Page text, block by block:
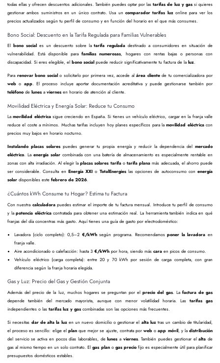
todas ellas y ofrecen descuentos adicionales. También puedes optar por lastarifas de luz y gassi quieres
gestionar ambos suministros en un único contrato. Usa un comparador tarifas luzonline para ver los
precios actualizados según tu perfil de consumo y en función del horario en el que más consumes.
Bono Social: Descuento en la Tarifa Regulada para Familias Vulnerables
El bono sociales un descuento sobre latarifa regulada destinado a consumidores en situación de
vulnerabilidad. Está disponible parafamilias numerosas, hogares con rentas bajas o personas con
discapacidad. Si eres elegible, el bono social puede reducir significativamente tu factura de la luz.
Para renovar bono socialo solicitarlo por primera vez, accede alárea clientede tu comercializadora por
web o app. El proceso incluye aportar documentación acreditativa y puede gestionarse también por
teléfono de lunes a viernes en horario de atención al cliente.
Movilidad Eléctrica y Energía Solar: Reduce tu Consumo
Lamovilidad eléctricasigue creciendo en España. Si tienes un vehículo eléctrico, cargar en la franja valle
reduce el coste a mínimos. Muchas tarifas incluyen hoy planes específicos para lamovilidad eléctricacon
precios muy bajos en horario nocturno.
Instalando placas solares puedes generar tu propia energía y reducir la dependencia delmercado
eléctrico. La energía solar combinada con una batería de almacenamiento es especialmente rentable en
zonas con alta irradiación. Al elegir laplacas solares tarifao tarifa plana más adecuada, el ahorro puede
ser considerable. Consulta en Energía XXI o TotalEnergieslas opciones de autoconsumo conenergía
solar disponibles este febrero de 2026.
¿Cuántos kWh Consume tu Hogar? Estima tu Factura
Con nuestra calculadorapuedes estimar el importe de tu factura mensual. Introduce tu perfil de consumo
y lapotencia eléctricacontratada para obtener una estimación real. La herramienta también indica en qué
franjas del día concentras más gasto. Aquí tienes una guía de gasto por electrodoméstico:
Lavadora (ciclo completo): 0,5–2 €/kWhsegún programa. Recomendamosponer la lavadora en
franja valle.
Aire acondicionado o calefacción: hasta 3€/kWh por hora, siendo máscara en picos de consumo.
Vehículo eléctrico (carga completa): entre 20 y 70 kWh por sesión de carga completa, con gran
diferencia según la franja horaria elegida.
Gas y Luz: Precio del Gas y Gestión Conjunta
Además del precio de la luz, muchos hogares se preguntan por elprecio del gas. La factura de gas
depende también del mercado mayorista, aunque con menor volatilidad horaria. Las tarifas gas
independientes o las tarifas luz y gas combinadas son las opciones más frecuentes.
Si necesitas dar de alta la luzen un nuevo domicilio o gestionar el alta luztras un cambio de titularidad,
el proceso es sencillo: elige el planque mejor se ajuste, contrata porweb oapp móvil, y ladistribución
del servicio se activa en pocos días laborables, delunes a viernes. También puedes gestionar elalta de
gas al mismo tiempo en un solo contrato. Elgas plano gas preciofijo es especialmente útil para planificar
presupuestos domésticos estables.